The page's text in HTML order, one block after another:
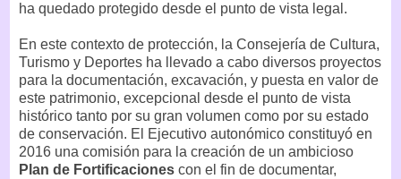
ha quedado protegido desde el punto de vista legal.
En este contexto de protección, la Consejería de Cultura,
Turismo y Deportes ha llevado a cabo diversos proyectos
para la documentación, excavación, y puesta en valor de
este patrimonio, excepcional desde el punto de vista
histórico tanto por su gran volumen como por su estado
de conservación. El Ejecutivo autonómico constituyó en
2016 una comisión para la creación de un ambicioso
Plan de Fortificaciones con el fin de documentar,